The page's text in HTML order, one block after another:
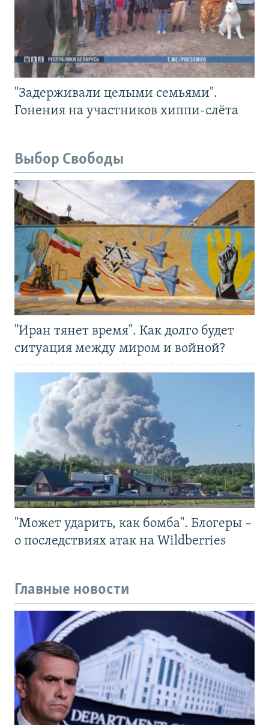
"Задерживали целыми семьями".
Гонения на участников хиппи-слёта
Выбор Свободы
"Иран тянет время". Как долго будет
ситуация между миром и войной?
"Может ударить, как бомба". Блогеры –
о последствиях атак на Wildberries
Главные новости